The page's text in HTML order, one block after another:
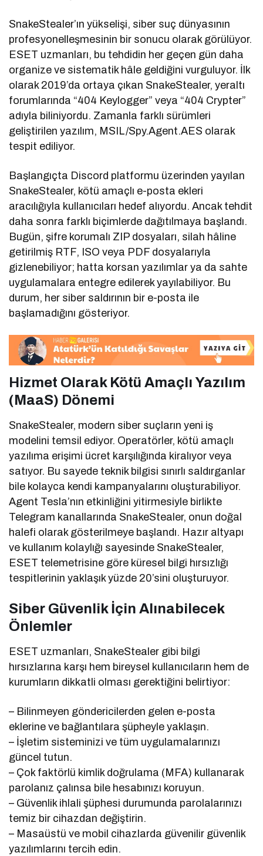
SnakeStealer’ın yükselişi, siber suç dünyasının
profesyonelleşmesinin bir sonucu olarak görülüyor.
ESET uzmanları, bu tehdidin her geçen gün daha
organize ve sistematik hâle geldiğini vurguluyor. İlk
olarak 2019’da ortaya çıkan SnakeStealer, yeraltı
forumlarında “404 Keylogger” veya “404 Crypter”
adıyla biliniyordu. Zamanla farklı sürümleri
geliştirilen yazılım, MSIL/Spy.Agent.AES olarak
tespit ediliyor.
Başlangıçta Discord platformu üzerinden yayılan
SnakeStealer, kötü amaçlı e-posta ekleri
aracılığıyla kullanıcıları hedef alıyordu. Ancak tehdit
daha sonra farklı biçimlerde dağıtılmaya başlandı.
Bugün, şifre korumalı ZIP dosyaları, silah hâline
getirilmiş RTF, ISO veya PDF dosyalarıyla
gizlenebiliyor; hatta korsan yazılımlar ya da sahte
uygulamalara entegre edilerek yayılabiliyor. Bu
durum, her siber saldırının bir e-posta ile
başlamadığını gösteriyor.
Hizmet Olarak Kötü Amaçlı Yazılım
(MaaS) Dönemi
SnakeStealer, modern siber suçların yeni iş
modelini temsil ediyor. Operatörler, kötü amaçlı
yazılıma erişimi ücret karşılığında kiralıyor veya
satıyor. Bu sayede teknik bilgisi sınırlı saldırganlar
bile kolayca kendi kampanyalarını oluşturabiliyor.
Agent Tesla’nın etkinliğini yitirmesiyle birlikte
Telegram kanallarında SnakeStealer, onun doğal
halefi olarak gösterilmeye başlandı. Hazır altyapı
ve kullanım kolaylığı sayesinde SnakeStealer,
ESET telemetrisine göre küresel bilgi hırsızlığı
tespitlerinin yaklaşık yüzde 20’sini oluşturuyor.
Siber Güvenlik İçin Alınabilecek
Önlemler
ESET uzmanları, SnakeStealer gibi bilgi
hırsızlarına karşı hem bireysel kullanıcıların hem de
kurumların dikkatli olması gerektiğini belirtiyor:
– Bilinmeyen göndericilerden gelen e-posta
eklerine ve bağlantılara şüpheyle yaklaşın.
– İşletim sisteminizi ve tüm uygulamalarınızı
güncel tutun.
– Çok faktörlü kimlik doğrulama (MFA) kullanarak
parolanız çalınsa bile hesabınızı koruyun.
– Güvenlik ihlali şüphesi durumunda parolalarınızı
temiz bir cihazdan değiştirin.
– Masaüstü ve mobil cihazlarda güvenilir güvenlik
yazılımlarını tercih edin.